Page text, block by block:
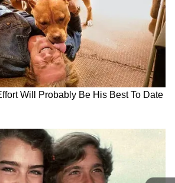
ड्राइव पर मिला
सुरक्षित है। वह उत्तरी चार्ल्सटन में
पर मिला। इस बात की भी जांच की
वजह से पायलट को विमान से बाहर
स्क्वाड्रन 501 का हिस्सा थे।
World News in Hindi
सेक्शन
बड़ी खबर, सबसे पहले और सही
News Hindi पर।